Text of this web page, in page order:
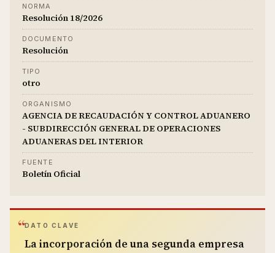
NORMA
Resolución 18/2026
DOCUMENTO
Resolución
TIPO
otro
ORGANISMO
AGENCIA DE RECAUDACIÓN Y CONTROL ADUANERO
- SUBDIRECCIÓN GENERAL DE OPERACIONES
ADUANERAS DEL INTERIOR
FUENTE
Boletín Oficial
DATO CLAVE
La incorporación de una segunda empresa